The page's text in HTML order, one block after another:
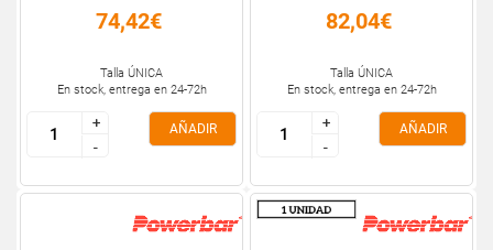
74,42€
Talla ÚNICA
En stock, entrega en 24-72h
+
-
+
-
AÑADIR
82,04€
Talla ÚNICA
En stock, entrega en 24-72h
+
-
+
-
AÑADIR